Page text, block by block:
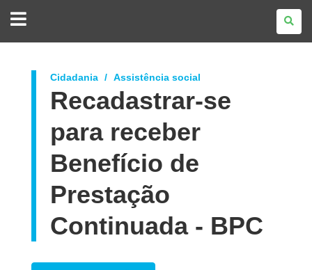
DO
Cidadania Assistência social
Recadastrar-se
para receber
Benefício de
Prestação
Continuada - BPC